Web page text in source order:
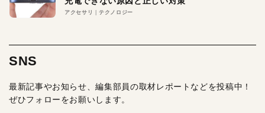
アクセサリ テクノロジー
SNS
最新記事やお知らせ、編集部員の取材レポートなどを投稿中！
ぜひフォローをお願いします。